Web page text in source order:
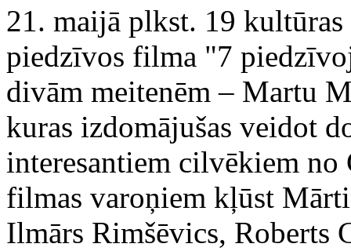
21. maijā plkst. 19
piedzīvos filma "7
divām meitenēm – Martu
kuras izdomājušas veidot
interesantiem cilvēkiem no
filmas varoņiem kļūst
Ilmārs Rimšēvics, Roberts